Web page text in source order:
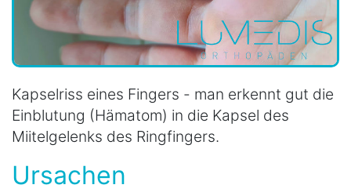
Kapselriss eines Fingers - man erkennt gut die
Einblutung (Hämatom) in die Kapsel des
Miitelgelenks des Ringfingers.
Ursachen